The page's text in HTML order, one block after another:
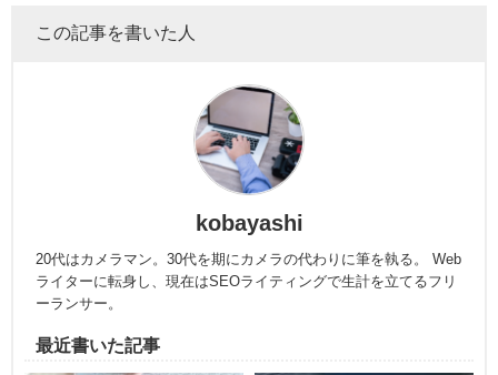
この記事を書いた人
kobayashi
20代はカメラマン。30代を期にカメラの代わりに筆を執る。 Web
ライターに転身し、現在はSEOライティングで生計を立てるフリ
ーランサー。
最近書いた記事